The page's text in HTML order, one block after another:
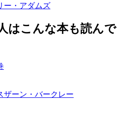
ー・アダムズ
はこんな本も読んで
ザーン・バークレー